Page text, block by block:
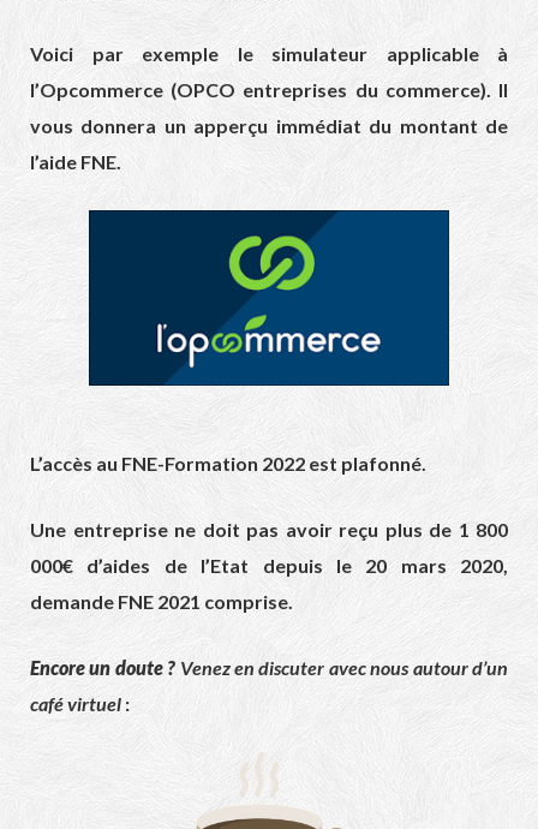
Voici par exemple le simulateur applicable à
l’Opcommerce (OPCO entreprises du commerce). Il
vous donnera un apperçu immédiat du montant de
l’aide FNE.
L’accès au FNE-Formation 2022 est plafonné.
Une entreprise ne doit pas avoir reçu plus de 1 800
000€ d’aides de l’Etat depuis le 20 mars 2020,
demande FNE 2021 comprise.
Encore un doute ? Venez en discuter avec nous autour d’un
café virtuel :